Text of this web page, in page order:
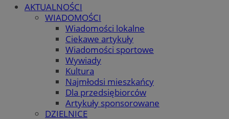
AKTUALNOŚCI
WIADOMOŚCI
Wiadomości lokalne
Ciekawe artykuły
Wiadomości sportowe
Wywiady
Kultura
Najmłodsi mieszkańcy
Dla przedsiębiorców
Artykuły sponsorowane
DZIELNICE